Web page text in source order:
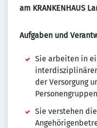
am KRANKENHAUS
Aufgaben und
Sie arbeiten in
der Versorgung
Sie verstehen